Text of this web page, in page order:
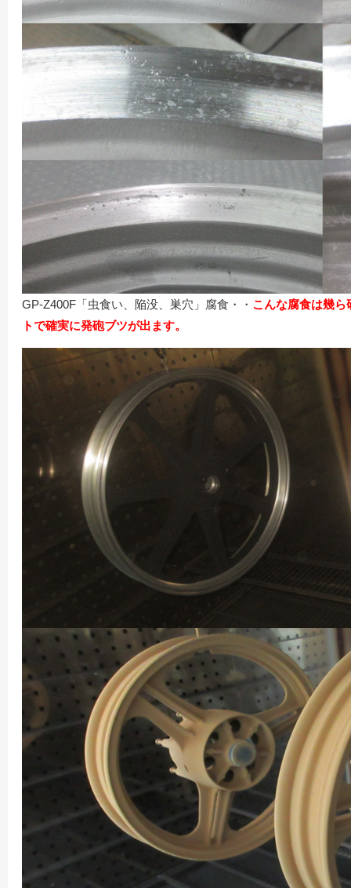
GP-Z400F「虫食い、陥没、巣穴」腐食・・ こんな腐食は幾
トで確実に発砲ブツが出ます。